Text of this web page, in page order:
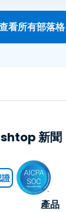
看所有部落格
產品
新聞